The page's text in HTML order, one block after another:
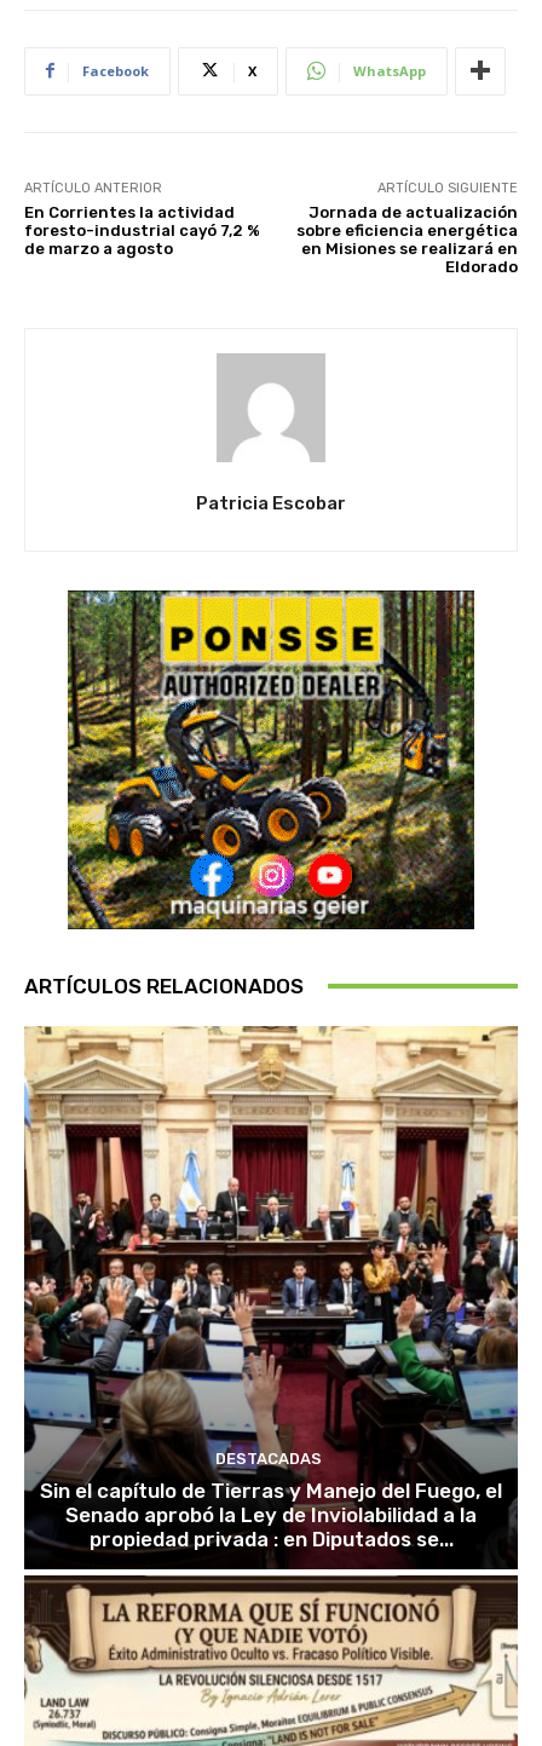
Facebook X WhatsApp
ARTÍCULO ANTERIOR
En Corrientes la actividad
foresto-industrial cayó 7,2 %
de marzo a agosto
ARTÍCULO SIGUIENTE
Jornada de actualización
sobre eficiencia energética
en Misiones se realizará en
Eldorado
Patricia Escobar
ARTÍCULOS RELACIONADOS
DESTACADAS
Sin el capítulo de Tierras y Manejo del Fuego, el
Senado aprobó la Ley de Inviolabilidad a la
propiedad privada : en Diputados se...